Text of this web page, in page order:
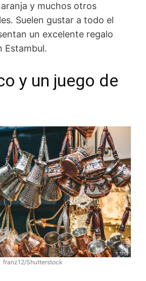
y muchos otros
Suelen gustar a todo el
un excelente regalo
Estambul.
y un juego de
franz12/Shutterstock